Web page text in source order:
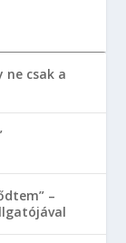
csak a
–